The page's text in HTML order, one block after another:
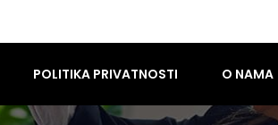
POLITIKA PRIVATNOSTI O NAMA